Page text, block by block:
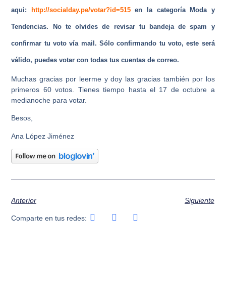
aqui: http://socialday.pe/votar?id=515en la categoría Moda y
Tendencias. No te olvides de revisar tu bandeja de spam y
confirmar tu voto vía mail. Sólo confirmando tu voto, este será
válido, puedes votar con todas tus cuentas de correo.
Muchas gracias por leerme y doy las gracias también por los
primeros 60 votos. Tienes tiempo hasta el 17 de octubre a
medianoche para votar.
Besos,
Ana López Jiménez
Anterior Siguiente
Comparte en tus redes: